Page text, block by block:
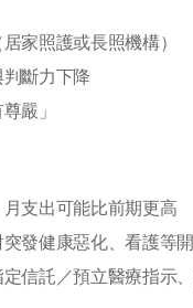
家照護或長照機構）
斷力下降
嚴」
支出可能比前期更高
發健康惡化、看護等
信託／預立醫療指示